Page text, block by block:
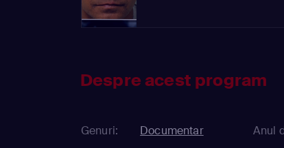
Despre acest program
Genuri: Documentar Anul